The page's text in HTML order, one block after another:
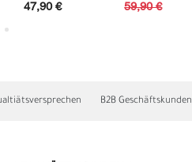
59,90 €
47,90 €
B2B Geschäftskunden